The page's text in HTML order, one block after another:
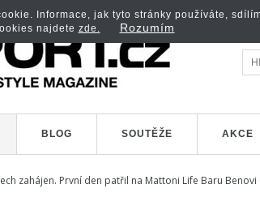
BLOG SOUTĚŽE AKCE
zahájen. První den patřil na Mattoni Life Baru Benovi
Informace, jak tyto stránky používáte,
najdete zde. Rozumím